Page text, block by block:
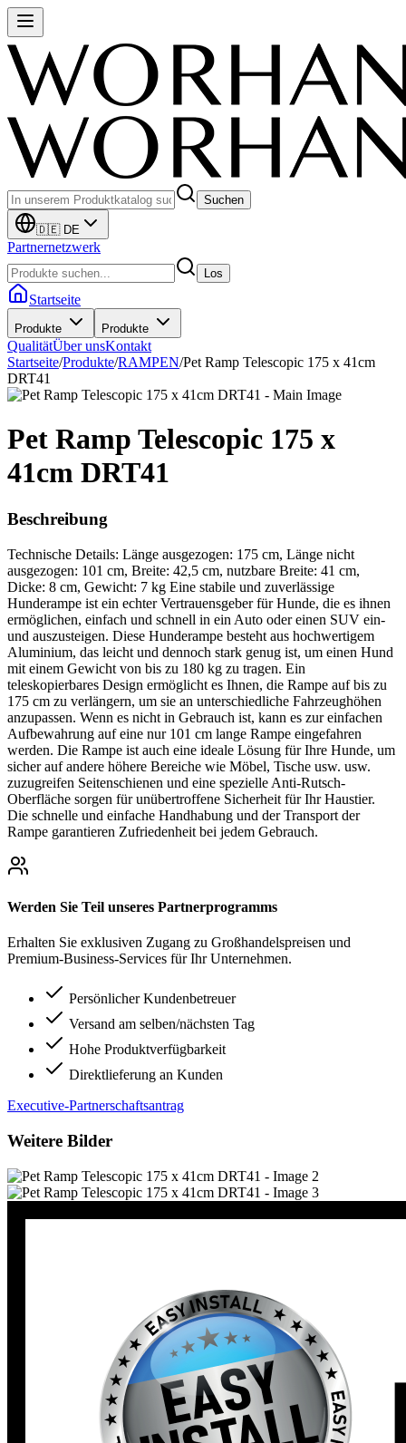
Suchen
🇩🇪 DE
Partnernetzwerk
Los
Startseite
Produkte Produkte
QualitätÜber unsKontakt
Startseite/Produkte/RAMPEN/Pet Ramp Telescopic 175 x 41cm
DRT41
Pet Ramp Telescopic 175 x
41cm DRT41
Beschreibung
Technische Details: Länge ausgezogen: 175 cm, Länge nicht
ausgezogen: 101 cm, Breite: 42,5 cm, nutzbare Breite: 41 cm,
Dicke: 8 cm, Gewicht: 7 kg Eine stabile und zuverlässige
Hunderampe ist ein echter Vertrauensgeber für Hunde, die es ihnen
ermöglichen, einfach und schnell in ein Auto oder einen SUV ein-
und auszusteigen. Diese Hunderampe besteht aus hochwertigem
Aluminium, das leicht und dennoch stark genug ist, um einen Hund
mit einem Gewicht von bis zu 180 kg zu tragen. Ein
teleskopierbares Design ermöglicht es Ihnen, die Rampe auf bis zu
175 cm zu verlängern, um sie an unterschiedliche Fahrzeughöhen
anzupassen. Wenn es nicht in Gebrauch ist, kann es zur einfachen
Aufbewahrung auf eine nur 101 cm lange Rampe eingefahren
werden. Die Rampe ist auch eine ideale Lösung für Ihre Hunde, um
sicher auf andere höhere Bereiche wie Möbel, Tische usw. usw.
zuzugreifen Seitenschienen und eine spezielle Anti-Rutsch-
Oberfläche sorgen für unübertroffene Sicherheit für Ihr Haustier.
Die schnelle und einfache Handhabung und der Transport der
Rampe garantieren Zufriedenheit bei jedem Gebrauch.
Werden Sie Teil unseres Partnerprogramms
Erhalten Sie exklusiven Zugang zu Großhandelspreisen und
Premium-Business-Services für Ihr Unternehmen.
Persönlicher Kundenbetreuer
Versand am selben/nächsten Tag
Hohe Produktverfügbarkeit
Direktlieferung an Kunden
Executive-Partnerschaftsantrag
Weitere Bilder